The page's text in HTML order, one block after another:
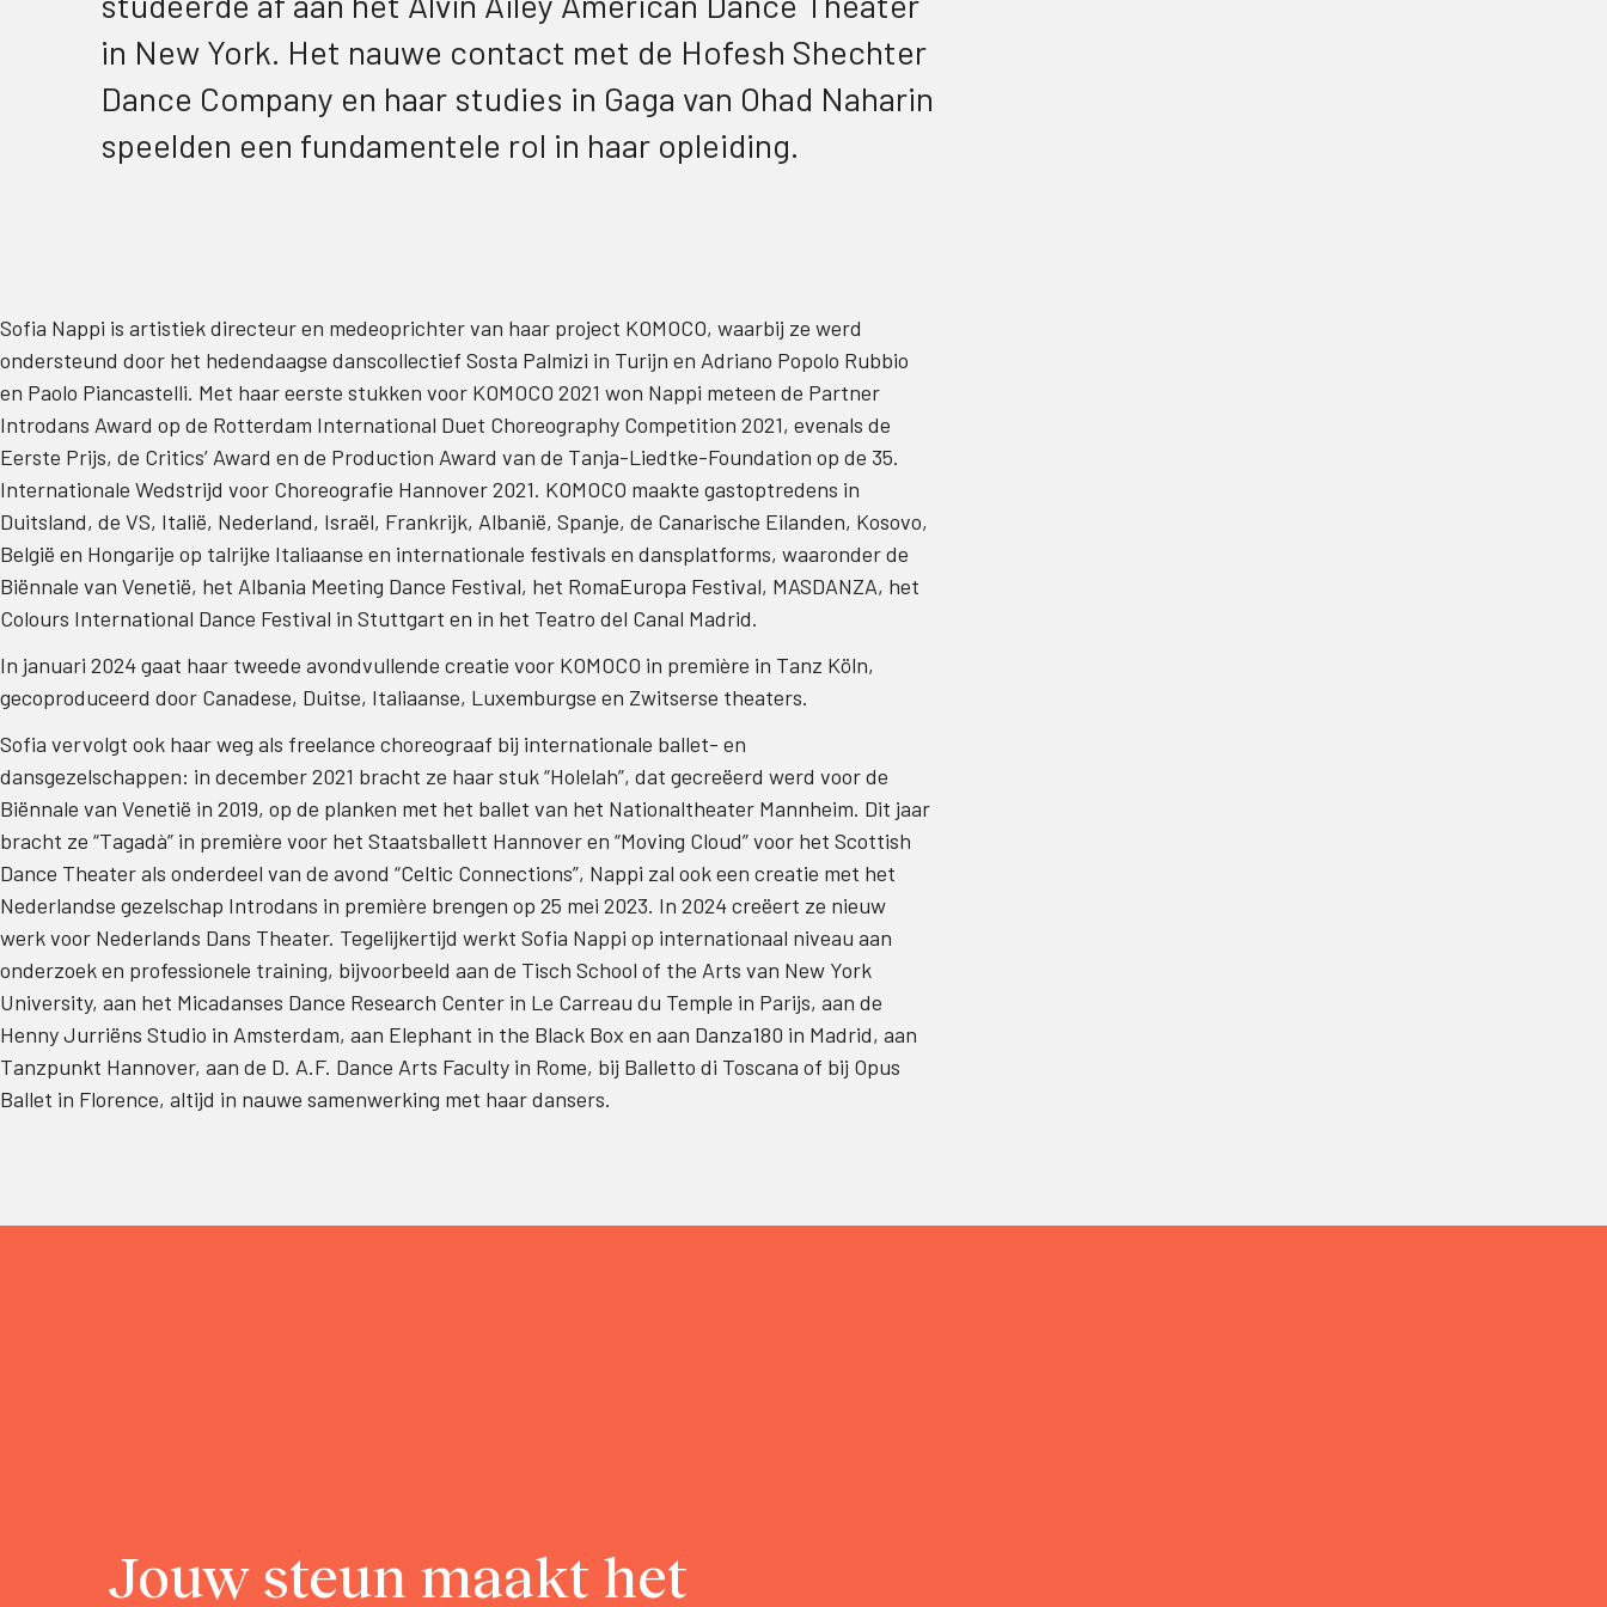
in New York. Het nauwe contact met de Hofesh Shechter
Dance Company en haar studies in Gaga van Ohad Naharin
speelden een fundamentele rol in haar opleiding.
Sofia Nappi is artistiek directeur en medeoprichter van haar project KOMOCO, waarbij ze werd
ondersteund door het hedendaagse danscollectief Sosta Palmizi in Turijn en Adriano Popolo Rubbio
en Paolo Piancastelli. Met haar eerste stukken voor KOMOCO 2021 won Nappi meteen de Partner
Introdans Award op de Rotterdam International Duet Choreography Competition 2021, evenals de
Eerste Prijs, de Critics’ Award en de Production Award van de Tanja-Liedtke-Foundation op de 35.
Internationale Wedstrijd voor Choreografie Hannover 2021. KOMOCO maakte gastoptredens in
Duitsland, de VS, Italië, Nederland, Israël, Frankrijk, Albanië, Spanje, de Canarische Eilanden, Kosovo,
België en Hongarije op talrijke Italiaanse en internationale festivals en dansplatforms, waaronder de
Biënnale van Venetië, het Albania Meeting Dance Festival, het RomaEuropa Festival, MASDANZA, het
Colours International Dance Festival in Stuttgart en in het Teatro del Canal Madrid.
In januari 2024 gaat haar tweede avondvullende creatie voor KOMOCO in première in Tanz Köln,
gecoproduceerd door Canadese, Duitse, Italiaanse, Luxemburgse en Zwitserse theaters.
Sofia vervolgt ook haar weg als freelance choreograaf bij internationale ballet- en
dansgezelschappen: in december 2021 bracht ze haar stuk “Holelah”, dat gecreëerd werd voor de
Biënnale van Venetië in 2019, op de planken met het ballet van het Nationaltheater Mannheim. Dit jaar
bracht ze “Tagadà” in première voor het Staatsballett Hannover en “Moving Cloud” voor het Scottish
Dance Theater als onderdeel van de avond “Celtic Connections”, Nappi zal ook een creatie met het
Nederlandse gezelschap Introdans in première brengen op 25 mei 2023. In 2024 creëert ze nieuw
werk voor Nederlands Dans Theater. Tegelijkertijd werkt Sofia Nappi op internationaal niveau aan
onderzoek en professionele training, bijvoorbeeld aan de Tisch School of the Arts van New York
University, aan het Micadanses Dance Research Center in Le Carreau du Temple in Parijs, aan de
Henny Jurriëns Studio in Amsterdam, aan Elephant in the Black Box en aan Danza180 in Madrid, aan
Tanzpunkt Hannover, aan de D. A.F. Dance Arts Faculty in Rome, bij Balletto di Toscana of bij Opus
Ballet in Florence, altijd in nauwe samenwerking met haar dansers.
Jouw steun maakt het